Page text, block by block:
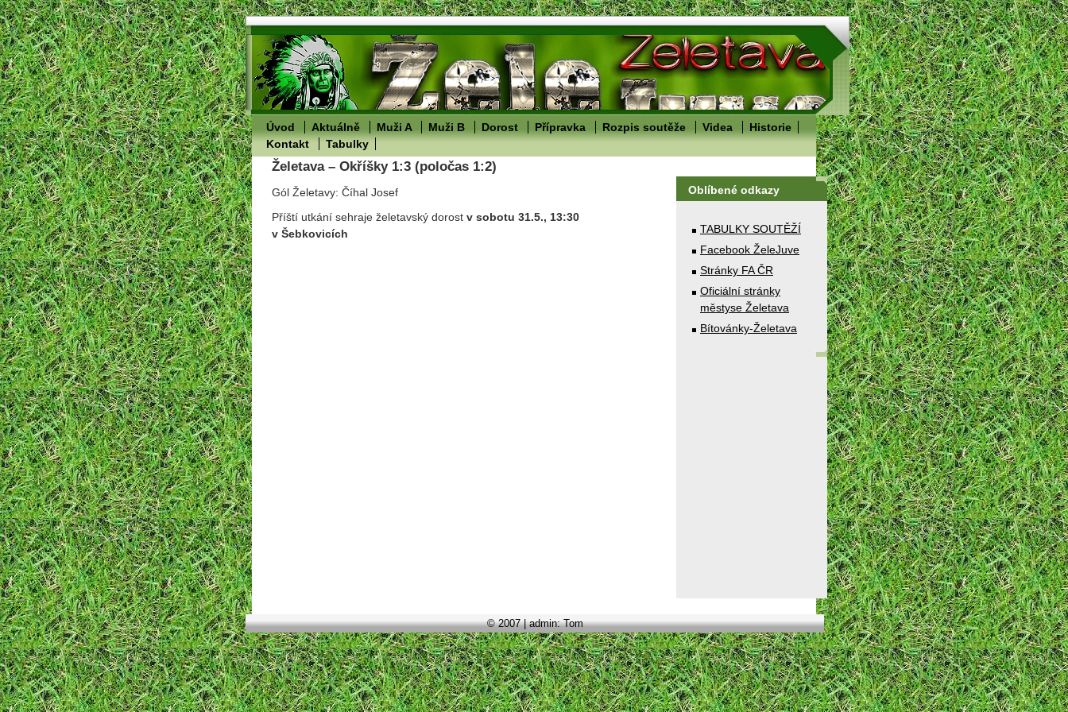
Úvod Aktuálně Muži A Muži B Dorost Přípravka Rozpis soutěže Videa
Historie
Kontakt
Tabulky
Oblíbené odkazy
TABULKY SOUTĚŽÍ
Facebook ŽeleJuve
Stránky FA ČR
Oficiální stránky
městyse Želetava
Bítovánky-Želetava
Želetava – Okříšky 1:3 (poločas 1:2)
Gól Želetavy: Číhal Josef
Příští utkání sehraje želetavský dorost v sobotu 31.5., 13:30
v Šebkovicích
© 2007 | admin: Tom